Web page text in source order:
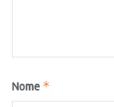
Nome *